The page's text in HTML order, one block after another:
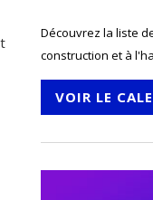
Découvrez la liste
construction et à
VOIR LE